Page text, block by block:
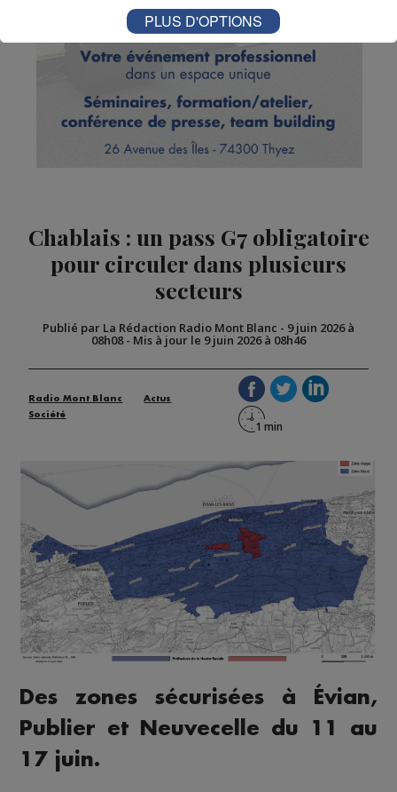
Chablais : un pass G7 obligatoire
pour circuler dans plusieurs
secteurs
Publié par La Rédaction Radio Mont Blanc - 9 juin 2026 à
08h08- Mis à jour le 9 juin 2026 à 08h46
Radio Mont Blanc
Actus
Société
Des zones sécurisées à Évian,
Publier et Neuvecelle du 11 au
17 juin.
PLUS D'OPTIONS